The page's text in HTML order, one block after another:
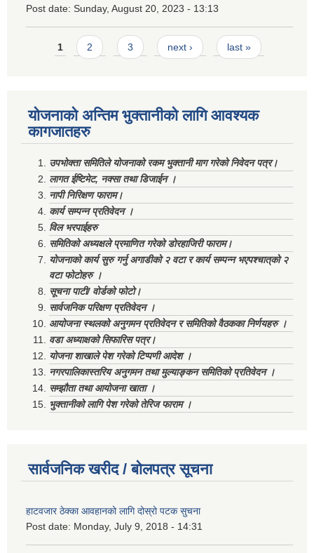
Post date: Sunday, August 20, 2023 - 13:13
Pages
1 2 3 next › last »
योजनाको अन्तिम भुक्तानीको लागि आवश्यक
कागजातहरु
उपभोक्ता समितिले योजनाको रकम भुक्तानी माग गरेको निवेदन पत्र।
लागत ईष्टिमेट, नक्सा तथा डिजाईन ।
नापी निरिक्षण फाराम।
कार्य सम्पन्न प्रतिवेदन ।
विल भरपाईहरु
समितिको अध्यक्षले प्रमाणित गरेको डोरहाजिरी फाराम।
योजनाको कार्य सुरु गर्नु अगाडीको २ वटा र कार्य सम्पन्न भएपश्चात्‌को २
वटा फोटोहरु ।
सूचना पाटी/ वोर्डको फोटो।
सार्वजनिक परिक्षण प्रतिवेदन ।
आयोजना स्थलको अनुगमन प्रतिवेदन र समितिको वैठकका निर्णयहरु ।
वडा अध्याक्षको सिफारिस पत्र।
योजना शाखाले पेश गरेको टिप्पणी आदेश ।
नगरपालिकास्तरिय अनुगमन तथा मुल्याङ्कन समितिको प्रतिवेदन ।
सम्झौता तथा आयोजना खाता ।
भुक्तानीको लागि पेश गरेको तेरिज फाराम ।
सार्वजनिक खरीद / बोलपत्र सूचना
हाटवजार ठेक्का आवहानको लागि दोस्रो पटक सुचना
Post date: Monday, July 9, 2018 - 14:31